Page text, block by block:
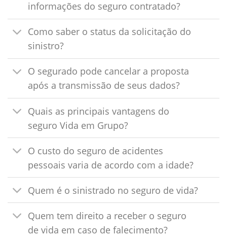
informações do seguro contratado?
Como saber o status da solicitação do
sinistro?
O segurado pode cancelar a proposta
após a transmissão de seus dados?
Quais as principais vantagens do
seguro Vida em Grupo?
O custo do seguro de acidentes
pessoais varia de acordo com a idade?
Quem é o sinistrado no seguro de vida?
Quem tem direito a receber o seguro
de vida em caso de falecimento?